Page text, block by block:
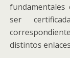
ser
distintos